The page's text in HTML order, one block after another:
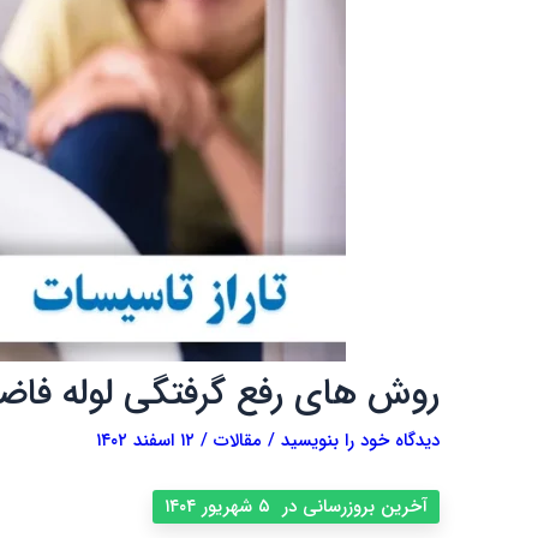
روش های رفع گرفتگی لوله
دیدگاه‌ خود را بنویسید / مقالات / ۱۲ اسفند ۱۴۰۲
آخرین بروزرسانی در ۵ شهریور ۱۴۰۴